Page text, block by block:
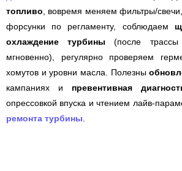
топливо , вовремя меняем фильтры/
форсунки по регламенту, соблюдаем
охлаждение турбины (после
мгновенно), регулярно проверяем
хомутов и уровни масла. Полезны
кампаниях и превентивная
опрессовкой впуска и чтением лайв-
ремонта турбины